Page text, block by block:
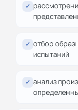
✓
✓ отбор
испытаний
✓ анализ